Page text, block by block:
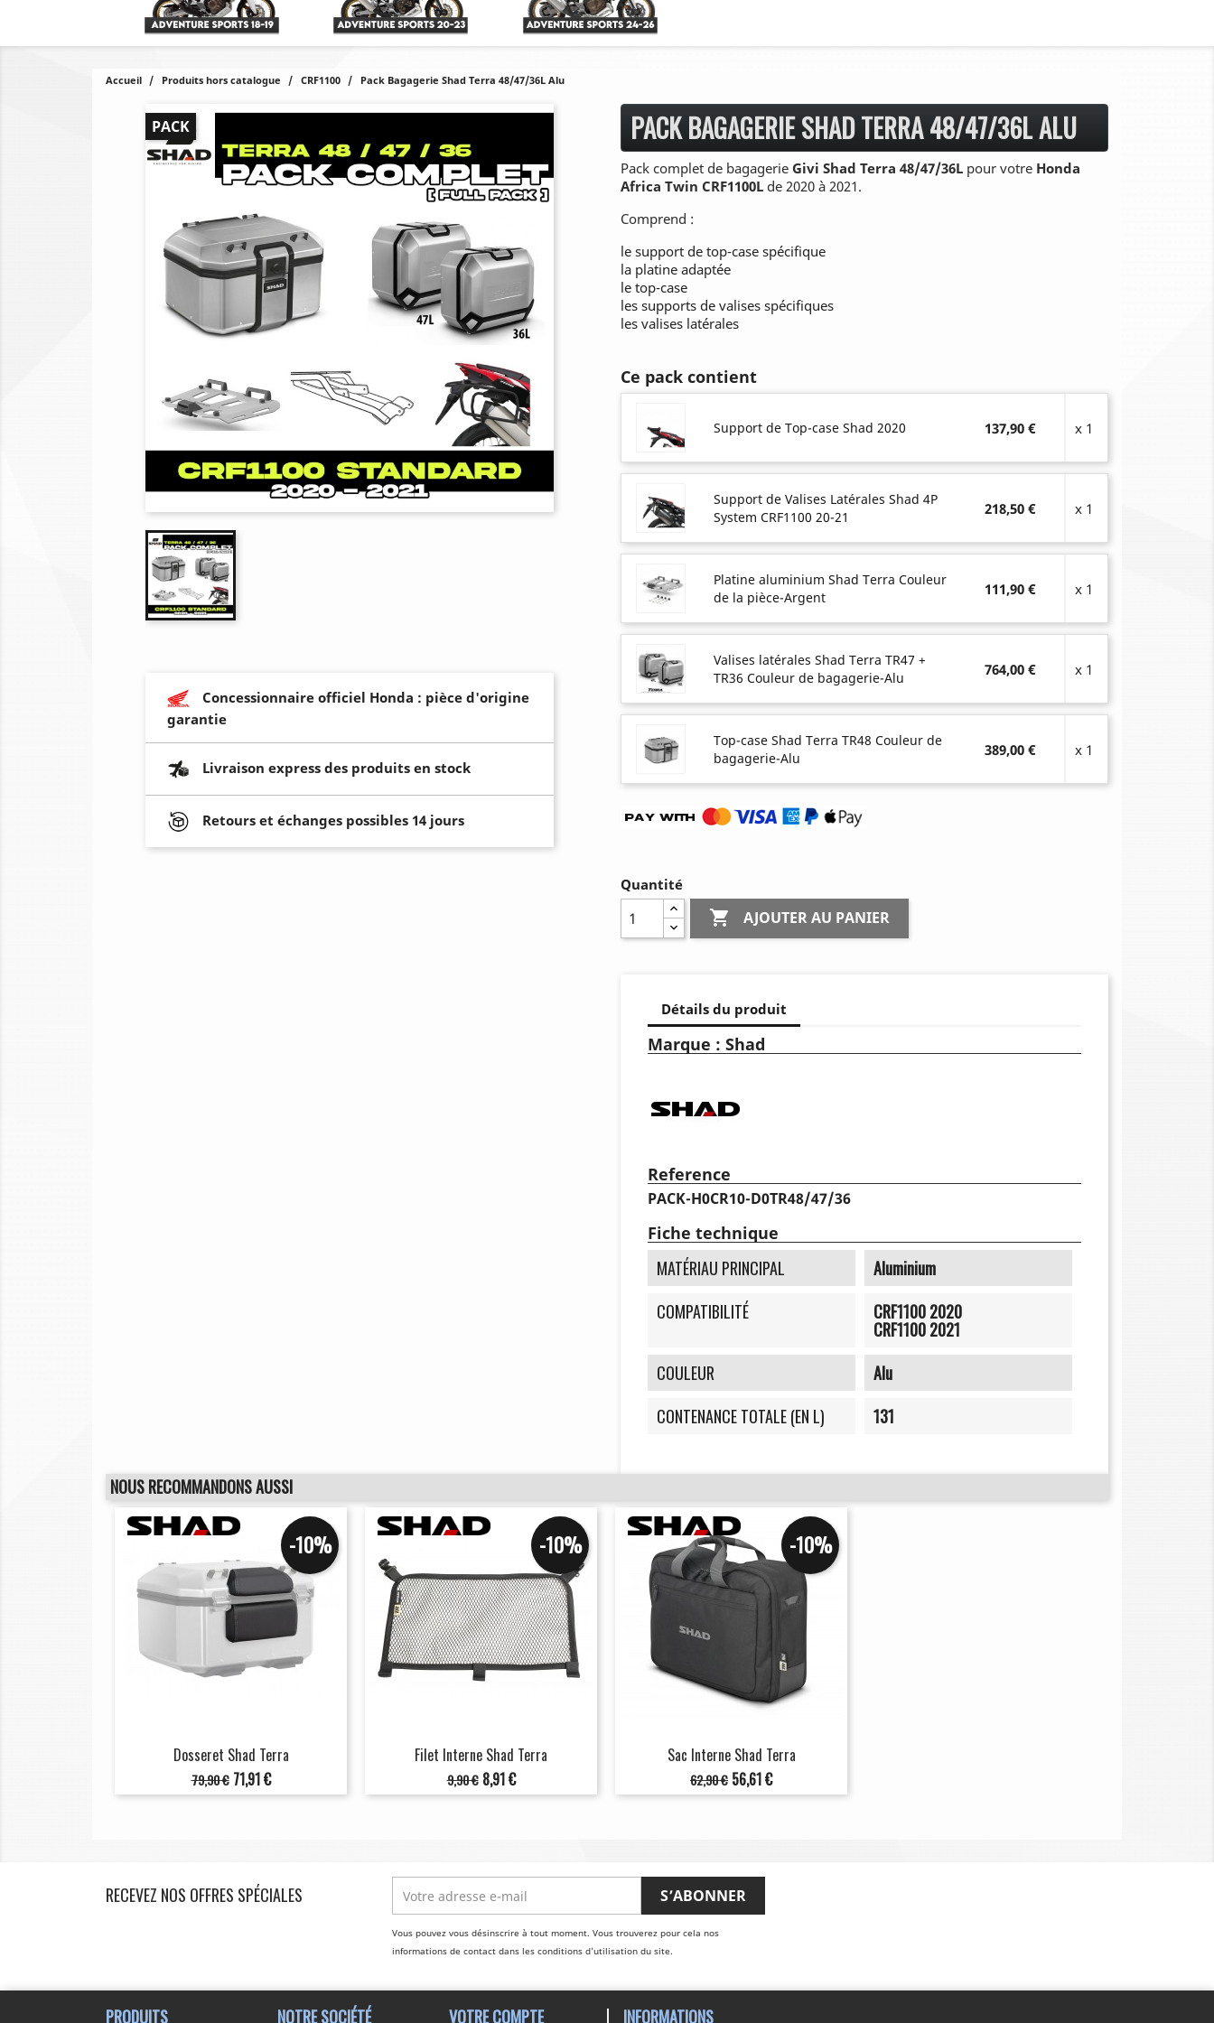
Accueil Produits hors catalogue CRF1100 Pack Bagagerie Shad Terra 48/47/36L Alu
PACK
Concessionnaire officiel Honda : pièce d'origine
garantie
Livraison express des produits en stock
Retours et échanges possibles 14 jours
PACK BAGAGERIE SHAD TERRA 48/47/36L ALU
Pack complet de bagagerie Givi Shad Terra 48/47/36L pour votre Honda
Africa Twin CRF1100L de 2020 à 2021.
Comprend :
le support de top-case spécifique
la platine adaptée
le top-case
les supports de valises spécifiques
les valises latérales
Ce pack contient
Support de Top-case Shad 2020 137,90 € x 1
Support de Valises Latérales Shad 4P
System CRF1100 20-21
218,50 € x 1
Platine aluminium Shad Terra Couleur
de la pièce-Argent
111,90 € x 1
Valises latérales Shad Terra TR47 +
TR36 Couleur de bagagerie-Alu
764,00 € x 1
Top-case Shad Terra TR48 Couleur de
bagagerie-Alu
389,00 € x 1
Quantité
 AJOUTER AU PANIER
Détails du produit
Marque : Shad
Reference
PACK-H0CR10-D0TR48/47/36
Fiche technique
MATÉRIAU PRINCIPAL
Aluminium
COMPATIBILITÉ
CRF1100 2020
CRF1100 2021
COULEUR
Alu
CONTENANCE TOTALE (EN L)
131
NOUS RECOMMANDONS AUSSI
Dosseret Shad Terra
Prix
de
79,90 €
-10%
Prix
71,91 €
Filet Interne Shad Terra
Prix
de
9,90 €
-10%
Prix
8,91 €
Sac Interne Shad Terra
Prix
de
62,90 €
-10%
Prix
56,61 €
RECEVEZ NOS OFFRES SPÉCIALES
Vous pouvez vous désinscrire à tout moment. Vous trouverez pour cela nos
informations de contact dans les conditions d'utilisation du site.
PRODUITS NOTRE SOCIÉTÉ VOTRE COMPTE INFORMATIONS